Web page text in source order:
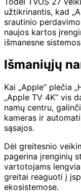
užtikrinantis, kad
srautinio
naujos kartos
išmanesne
Išmaniųjų
Kai „Apple“ plečia
„Apple TV 4K“ vis
namų centru,
kameras ir
sąsajos.
Dėl greitesnio
pagerina įrenginių
vartotojams
greitai reaguoti į
ekosistemose.